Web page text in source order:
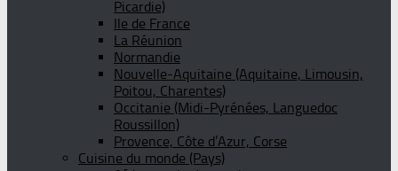
Picardie)
Ile de France
La Réunion
Normandie
Nouvelle-Aquitaine (Aquitaine, Limousin,
Poitou, Charentes)
Occitanie (Midi-Pyrénées, Languedoc
Roussillon)
Provence, Côte d’Azur, Corse
Cuisine du monde (Pays)